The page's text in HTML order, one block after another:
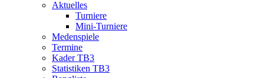
Aktuelles
Turniere
Mini-Turniere
Medenspiele
Termine
Kader TB3
Statistiken TB3